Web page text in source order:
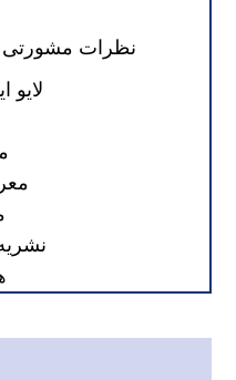
نظرات مشورتی
لایو